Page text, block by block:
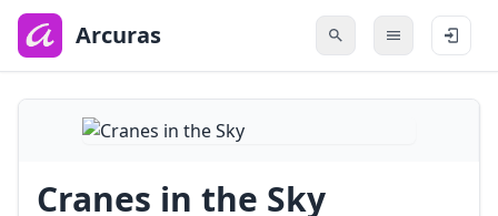
main
content
Arcuras
Cranes in the Sky